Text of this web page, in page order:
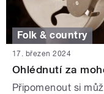
Folk & country
17. březen 2024
Ohlédnutí za
Připomenout si